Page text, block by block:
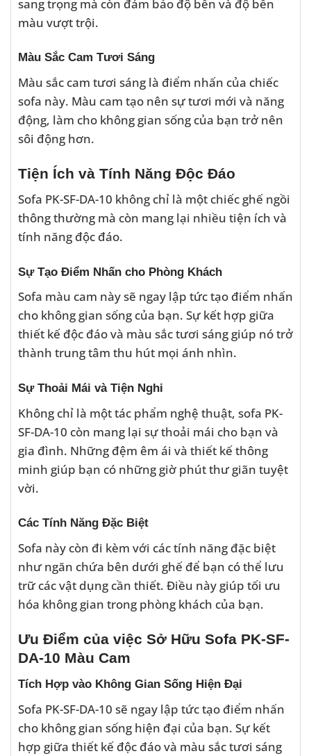
màu vượt trội.
Màu Sắc Cam Tươi Sáng
Màu sắc cam tươi sáng là điểm nhấn của chiếc
sofa này. Màu cam tạo nên sự tươi mới và năng
động, làm cho không gian sống của bạn trở nên
sôi động hơn.
Tiện Ích và Tính Năng Độc Đáo
Sofa PK-SF-DA-10 không chỉ là một chiếc ghế ngồi
thông thường mà còn mang lại nhiều tiện ích và
tính năng độc đáo.
Sự Tạo Điểm Nhấn cho Phòng Khách
Sofa màu cam này sẽ ngay lập tức tạo điểm nhấn
cho không gian sống của bạn. Sự kết hợp giữa
thiết kế độc đáo và màu sắc tươi sáng giúp nó trở
thành trung tâm thu hút mọi ánh nhìn.
Sự Thoải Mái và Tiện Nghi
Không chỉ là một tác phẩm nghệ thuật, sofa PK-
SF-DA-10 còn mang lại sự thoải mái cho bạn và
gia đình. Những đệm êm ái và thiết kế thông
minh giúp bạn có những giờ phút thư giãn tuyệt
vời.
Các Tính Năng Đặc Biệt
Sofa này còn đi kèm với các tính năng đặc biệt
như ngăn chứa bên dưới ghế để bạn có thể lưu
trữ các vật dụng cần thiết. Điều này giúp tối ưu
hóa không gian trong phòng khách của bạn.
Ưu Điểm của việc Sở Hữu Sofa PK-SF-
DA-10 Màu Cam
Tích Hợp vào Không Gian Sống Hiện Đại
Sofa PK-SF-DA-10 sẽ ngay lập tức tạo điểm nhấn
cho không gian sống hiện đại của bạn. Sự kết
hợp giữa thiết kế độc đáo và màu sắc tươi sáng